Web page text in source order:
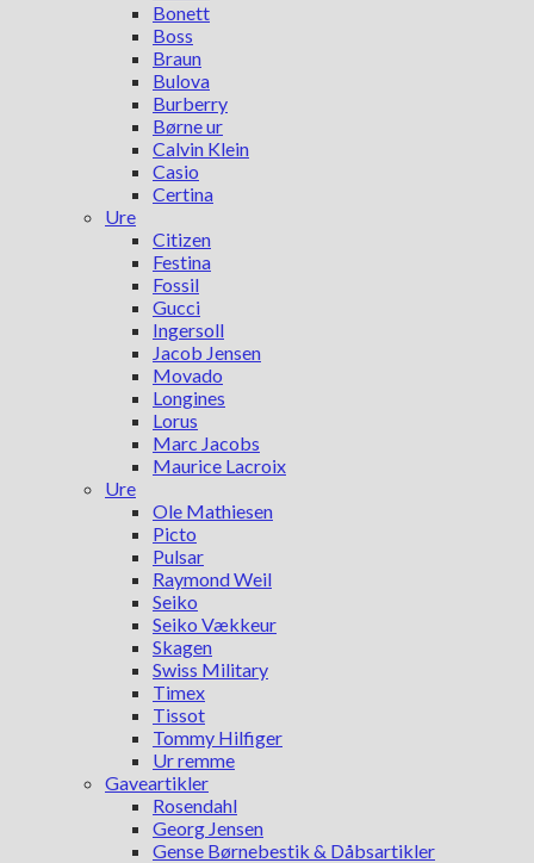
Bonett
Boss
Braun
Bulova
Burberry
Børne ur
Calvin Klein
Casio
Certina
Ure
Citizen
Festina
Fossil
Gucci
Ingersoll
Jacob Jensen
Movado
Longines
Lorus
Marc Jacobs
Maurice Lacroix
Ure
Ole Mathiesen
Picto
Pulsar
Raymond Weil
Seiko
Seiko Vækkeur
Skagen
Swiss Military
Timex
Tissot
Tommy Hilfiger
Ur remme
Gaveartikler
Rosendahl
Georg Jensen
Gense Børnebestik & Dåbsartikler